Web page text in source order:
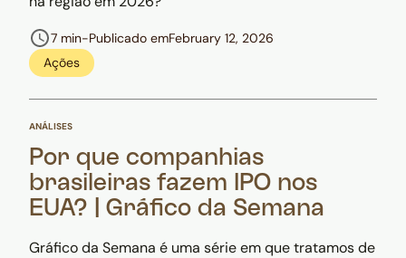
7 min-Publicado emFebruary 12, 2026
Ações
ANÁLISES
Por que companhias
brasileiras fazem IPO nos
EUA? | Gráfico da Semana
Gráfico da Semana é uma série em que tratamos de